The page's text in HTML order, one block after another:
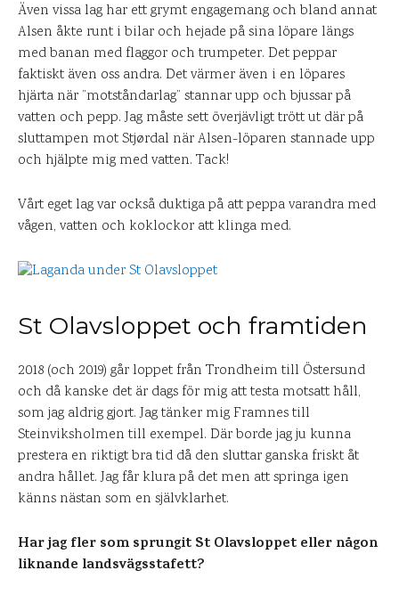
Även vissa lag har ett grymt engagemang och bland annat
Alsen åkte runt i bilar och hejade på sina löpare längs
med banan med flaggor och trumpeter. Det peppar
faktiskt även oss andra. Det värmer även i en löpares
hjärta när ”motståndarlag” stannar upp och bjussar på
vatten och pepp. Jag måste sett överjävligt trött ut där på
sluttampen mot Stjørdal när Alsen-löparen stannade upp
och hjälpte mig med vatten. Tack!
Vårt eget lag var också duktiga på att peppa varandra med
vågen, vatten och koklockor att klinga med.
St Olavsloppet och framtiden
2018 (och 2019) går loppet från Trondheim till Östersund
och då kanske det är dags för mig att testa motsatt håll,
som jag aldrig gjort. Jag tänker mig Framnes till
Steinviksholmen till exempel. Där borde jag ju kunna
prestera en riktigt bra tid då den sluttar ganska friskt åt
andra hållet. Jag får klura på det men att springa igen
känns nästan som en självklarhet.
Har jag fler som sprungit St Olavsloppet eller någon
liknande landsvägsstafett?